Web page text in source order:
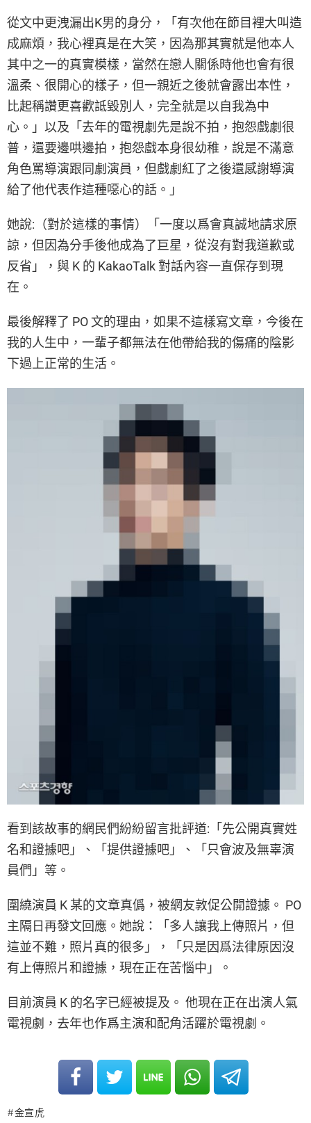
從文中更洩漏出K男的身分，「有次他在節目裡大叫造
成麻煩，我心裡真是在大笑，因為那其實就是他本人
其中之一的真實模樣，當然在戀人關係時他也會有很
溫柔、很開心的樣子，但一親近之後就會露出本性，
比起稱讚更喜歡詆毀別人，完全就是以自我為中
心。」以及「去年的電視劇先是說不拍，抱怨戲劇很
普，還要邊哄邊拍，抱怨戲本身很幼稚，說是不滿意
角色罵導演跟同劇演員，但戲劇紅了之後還感謝導演
給了他代表作這種噁心的話。」
她說:（對於這樣的事情）「一度以爲會真誠地請求原
諒，但因為分手後他成為了巨星，從沒有對我道歉或
反省」，與 K 的 KakaoTalk 對話內容一直保存到現
在。
最後解釋了 PO 文的理由，如果不這樣寫文章，今後在
我的人生中，一輩子都無法在他帶給我的傷痛的陰影
下過上正常的生活。
看到該故事的網民們紛紛留言批評道:「先公開真實姓
名和證據吧」、「提供證據吧」、「只會波及無辜演
員們」等。
圍繞演員 K 某的文章真僞，被網友敦促公開證據。 PO
主隔日再發文回應。她說：「多人讓我上傳照片，但
這並不難，照片真的很多」，「只是因爲法律原因沒
有上傳照片和證據，現在正在苦惱中」。
目前演員 K 的名字已經被提及。 他現在正在出演人氣
電視劇，去年也作爲主演和配角活躍於電視劇。
金宣虎